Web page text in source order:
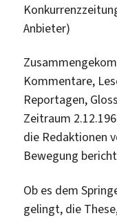
Anbieter)
Kommentare,
Reportagen,
Zeitraum
die Redaktionen
Bewegung
Ob es dem
gelingt, die